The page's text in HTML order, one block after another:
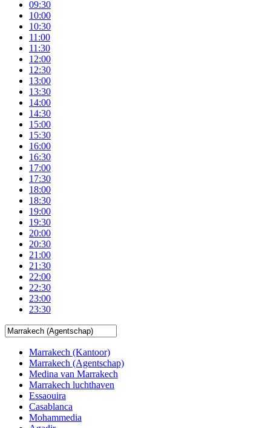
09:30
10:00
10:30
11:00
11:30
12:00
12:30
13:00
13:30
14:00
14:30
15:00
15:30
16:00
16:30
17:00
17:30
18:00
18:30
19:00
19:30
20:00
20:30
21:00
21:30
22:00
22:30
23:00
23:30
Marrakech (Kantoor)
Marrakech (Agentschap)
Medina van Marrakech
Marrakech luchthaven
Essaouira
Casablanca
Mohammedia